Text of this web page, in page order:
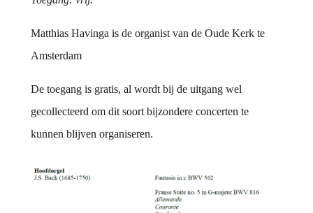
Matthias Havinga is de organist van de Oude Kerk te
Amsterdam
De toegang is gratis, al wordt bij de uitgang wel
gecollecteerd om dit soort bijzondere concerten te
kunnen blijven organiseren.